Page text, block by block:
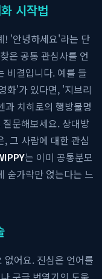
시작법
! '안녕하세요'라는 단
은 공통 관심사를 언
비결입니다. 예를 들
화'가 있다면, '지브리
과 치히로의 행방불명
문해보세요. 상대방
그 사람에 대한 관심
는 이미 공통분모
숟가락만 얹는다는 느
없어요. 진심은 언어를